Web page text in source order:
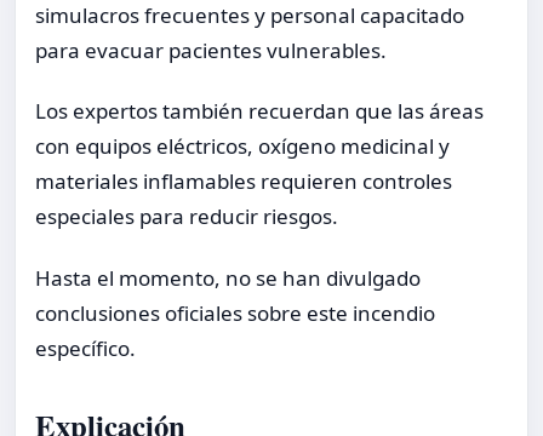
simulacros frecuentes y personal capacitado
para evacuar pacientes vulnerables.
Los expertos también recuerdan que las áreas
con equipos eléctricos, oxígeno medicinal y
materiales inflamables requieren controles
especiales para reducir riesgos.
Hasta el momento, no se han divulgado
conclusiones oficiales sobre este incendio
específico.
Explicación